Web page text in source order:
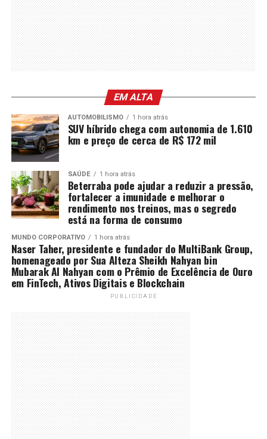
EM ALTA
AUTOMOBILISMO 1 hora atrás
SUV híbrido chega com autonomia de 1.610
km e preço de cerca de R$ 172 mil
SAÚDE 1 hora atrás
Beterraba pode ajudar a reduzir a pressão,
fortalecer a imunidade e melhorar o
rendimento nos treinos, mas o segredo
está na forma de consumo
MUNDO CORPORATIVO 1 hora atrás
Naser Taher, presidente e fundador do MultiBank Group,
homenageado por Sua Alteza Sheikh Nahyan bin
Mubarak Al Nahyan com o Prêmio de Excelência de Ouro
em FinTech, Ativos Digitais e Blockchain
PUBLICIDADE